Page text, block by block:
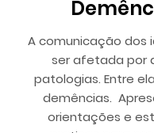
A comunicação dos
ser afetada por
patologias. Entre
demências.
orientações e